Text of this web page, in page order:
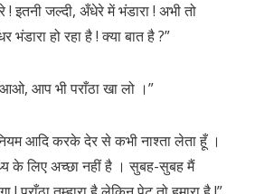
इतनी जल्दी, अँधेरे में भंडारा ! अभी तो
हो रहा है ! क्या बात है ?”
आओ, आप भी पराँठा खा लो ।”
आदि करके देर से कभी नाश्ता लेता हूँ ।
के लिए अच्छा नहीं है । सुबह-सुबह मैं